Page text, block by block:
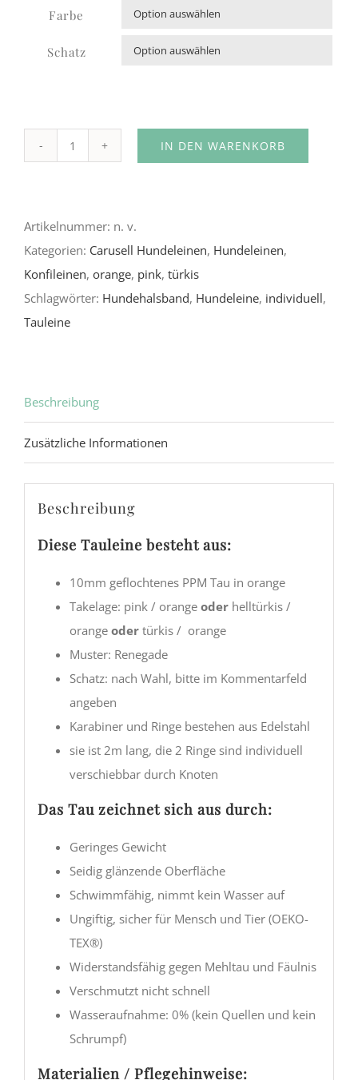
Farbe
Schatz
Tau
Menge
IN DEN WARENKORB
Artikelnummer: n. v.
Kategorien: Carusell Hundeleinen, Hundeleinen,
Konfileinen, orange, pink, türkis
Schlagwörter: Hundehalsband, Hundeleine, individuell,
Tauleine
Beschreibung
Zusätzliche Informationen
Beschreibung
Diese Tauleine besteht aus:
10mm geflochtenes PPM Tau in orange
Takelage: pink / orange oder helltürkis /
orange oder türkis / orange
Muster: Renegade
Schatz: nach Wahl, bitte im Kommentarfeld
angeben
Karabiner und Ringe bestehen aus Edelstahl
sie ist 2m lang, die 2 Ringe sind individuell
verschiebbar durch Knoten
Das Tau zeichnet sich aus durch:
Geringes Gewicht
Seidig glänzende Oberfläche
Schwimmfähig, nimmt kein Wasser auf
Ungiftig, sicher für Mensch und Tier (OEKO-
TEX®)
Widerstandsfähig gegen Mehltau und Fäulnis
Verschmutzt nicht schnell
Wasseraufnahme: 0% (kein Quellen und kein
Schrumpf)
Materialien / Pflegehinweise: